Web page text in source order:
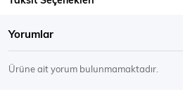
Yorumlar
Ürüne ait yorum bulunmamaktadır.